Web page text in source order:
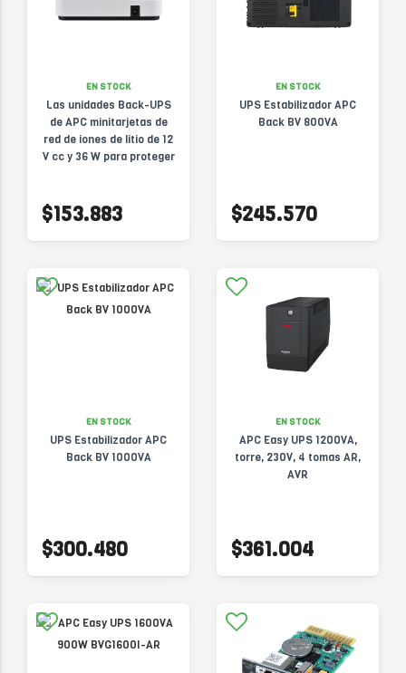
EN STOCK
Las unidades Back-UPS
de APC minitarjetas de
red de iones de litio de 12
V cc y 36 W para proteger
$153.883
EN STOCK
UPS Estabilizador APC
Back BV 800VA
$245.570
EN STOCK
UPS Estabilizador APC
Back BV 1000VA
$300.480
EN STOCK
APC Easy UPS 1200VA,
torre, 230V, 4 tomas AR,
AVR
$361.004